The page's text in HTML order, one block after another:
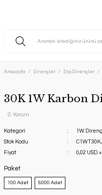
Anasayfa Dirençler Dip Dirençler
30K 1W Karbon
0 Yorum
Kategori
1W
Stok Kodu
Fiyat
0,02 USD
Paket
100 Adet 5000 Adet